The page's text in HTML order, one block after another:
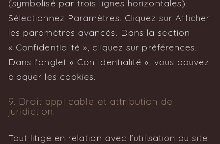
(symbolisé par trois lignes horizontales).
Sélectionnez Paramètres. Cliquez sur Afficher
les paramètres avancés. Dans la section
« Confidentialité », cliquez sur préférences.
Dans l’onglet « Confidentialité », vous pouvez
bloquer les cookies.
9. Droit applicable et attribution de
juridiction.
Tout litige en relation avec l’utilisation du site